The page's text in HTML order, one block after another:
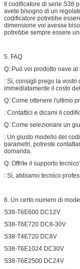
Il codificatore di serie S38
avete bisogno di un
codificatore potrebbe
dimensione voi avesse
potrebbe sempre essere
5. FAQ
Q: Può voi prodotto nave
: Sì, consigli prego la
immediatamente il costo
Q: Come ottenere l'ultimo
: Contattici e dicami il
Q: Come selezionare un
: Un giusto modello del
parametri, potreste
domanda.
Q: Offrite il supporto
: Sì, abbiamo tecnico
6. Un certo numero di
S38-T6E600 DC12V
S38-T6E720 DC8-30V
S38-T4E720 DC8V
S38-T6E1024 DC30V
S38-T6E2500 DC24V